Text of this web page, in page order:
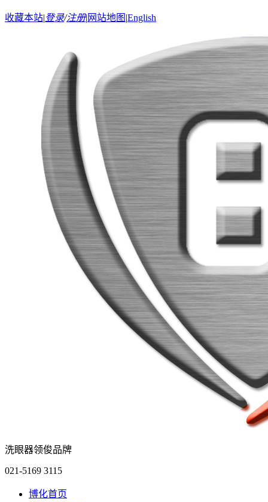
收藏本站|登录/注册| 网站地图 |English
洗眼器领俊品牌
021-5169 3115
博化首页